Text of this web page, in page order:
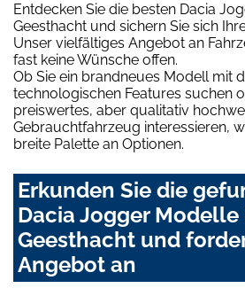
Entdecken Sie die besten Dacia
Geesthacht und sichern Sie sich
Unser vielfältiges Angebot an
fast keine Wünsche offen.
Ob Sie ein brandneues Modell mit
technologischen Features suchen
preiswertes, aber qualitativ
Gebrauchtfahrzeug interessieren,
breite Palette an Optionen.
Erkunden Sie die
Dacia Jogger Modelle
Geesthacht und
Angebot an